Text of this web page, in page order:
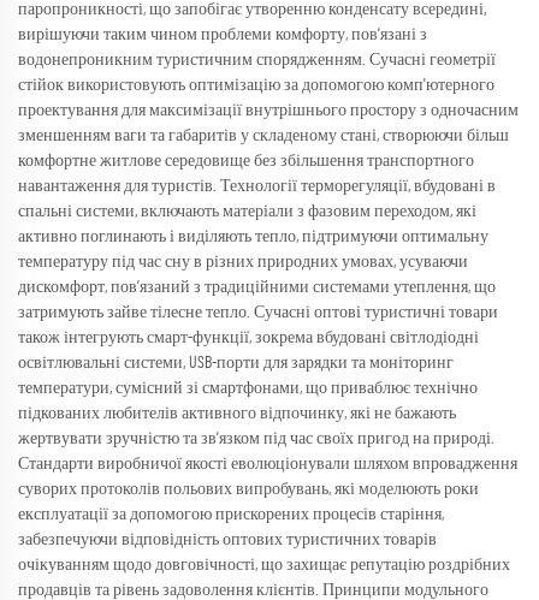
паропроникності, що запобігає утворенню конденсату всередині,
вирішуючи таким чином проблеми комфорту, пов’язані з
водонепроникним туристичним спорядженням. Сучасні геометрії
стійок використовують оптимізацію за допомогою комп'ютерного
проектування для максимізації внутрішнього простору з одночасним
зменшенням ваги та габаритів у складеному стані, створюючи більш
комфортне житлове середовище без збільшення транспортного
навантаження для туристів. Технології терморегуляції, вбудовані в
спальні системи, включають матеріали з фазовим переходом, які
активно поглинають і виділяють тепло, підтримуючи оптимальну
температуру під час сну в різних природних умовах, усуваючи
дискомфорт, пов’язаний з традиційними системами утеплення, що
затримують зайве тілесне тепло. Сучасні оптові туристичні товари
також інтегрують смарт-функції, зокрема вбудовані світлодіодні
освітлювальні системи, USB-порти для зарядки та моніторинг
температури, сумісний зі смартфонами, що приваблює технічно
підкованих любителів активного відпочинку, які не бажають
жертвувати зручністю та зв’язком під час своїх пригод на природі.
Стандарти виробничої якості еволюціонували шляхом впровадження
суворих протоколів польових випробувань, які моделюють роки
експлуатації за допомогою прискорених процесів старіння,
забезпечуючи відповідність оптових туристичних товарів
очікуванням щодо довговічності, що захищає репутацію роздрібних
продавців та рівень задоволення клієнтів. Принципи модульного